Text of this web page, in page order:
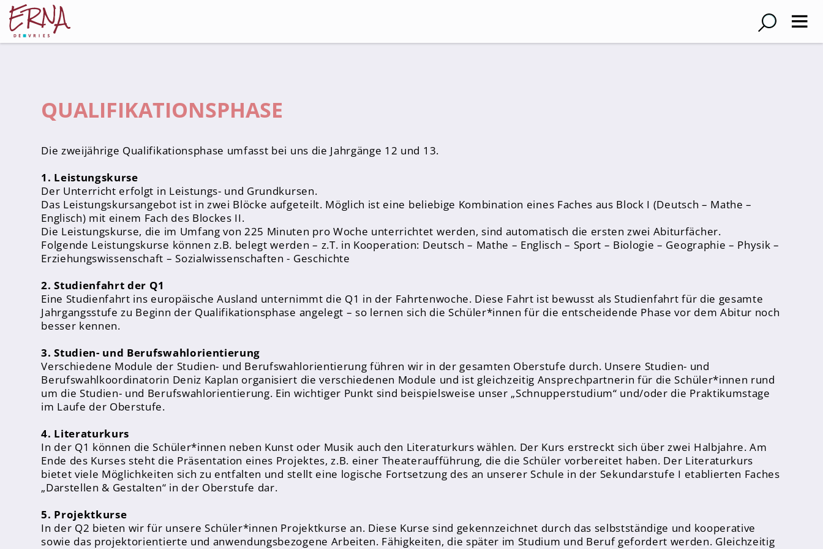
Schulleitung
Kollegium
Lehrer*innen
Referendar*innen
Teams
Schüler*innen
Schüler*innenvertretung
Sporthelfer*innen
Sanitätsdienst
Förderverein
Elternvertreter*innen
Mitarbeiter*innen
Sekretär*innen
Hausmeister
Lehrer*innen Ausbildung
Praktika und Praxissemester
Referendariat
QUALIFIKATIONSPHASE
Die zweijährige Qualifikationsphase umfasst bei uns die Jahrgänge 12 und 13.
1. Leistungskurse
Der Unterricht erfolgt in Leistungs- und Grundkursen.
Das Leistungskursangebot ist in zwei Blöcke aufgeteilt. Möglich ist eine beliebige Kombination eines Faches aus Block I (Deutsch – Mathe –
Englisch) mit einem Fach des Blockes II.
Die Leistungskurse, die im Umfang von 225 Minuten pro Woche unterrichtet werden, sind automatisch die ersten zwei Abiturfächer.
Folgende Leistungskurse können z.B. belegt werden – z.T. in Kooperation: Deutsch – Mathe – Englisch – Sport – Biologie – Geographie – Physik –
Erziehungswissenschaft – Sozialwissenschaften - Geschichte
2. Studienfahrt der Q1
Eine Studienfahrt ins europäische Ausland unternimmt die Q1 in der Fahrtenwoche. Diese Fahrt ist bewusst als Studienfahrt für die gesamte
Jahrgangsstufe zu Beginn der Qualifikationsphase angelegt – so lernen sich die Schüler*innen für die entscheidende Phase vor dem Abitur noch
besser kennen.
3. Studien- und Berufswahlorientierung
Verschiedene Module der Studien- und Berufswahlorientierung führen wir in der gesamten Oberstufe durch. Unsere Studien- und
Berufswahlkoordinatorin Deniz Kaplan organisiert die verschiedenen Module und ist gleichzeitig Ansprechpartnerin für die Schüler*innen rund
um die Studien- und Berufswahlorientierung. Ein wichtiger Punkt sind beispielsweise unser „Schnupperstudium“ und/oder die Praktikumstage
im Laufe der Oberstufe.
4. Literaturkurs
In der Q1 können die Schüler*innen neben Kunst oder Musik auch den Literaturkurs wählen. Der Kurs erstreckt sich über zwei Halbjahre. Am
Ende des Kurses steht die Präsentation eines Projektes, z.B. einer Theateraufführung, die die Schüler vorbereitet haben. Der Literaturkurs
bietet viele Möglichkeiten sich zu entfalten und stellt eine logische Fortsetzung des an unserer Schule in der Sekundarstufe I etablierten Faches
„Darstellen & Gestalten“ in der Oberstufe dar.
5. Projektkurse
In der Q2 bieten wir für unsere Schüler*innen Projektkurse an. Diese Kurse sind gekennzeichnet durch das selbstständige und kooperative
sowie das projektorientierte und anwendungsbezogene Arbeiten. Fähigkeiten, die später im Studium und Beruf gefordert werden. Gleichzeitig